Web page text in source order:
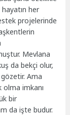
her
projelerinde
Mevlana
da bekçi olur,
gözetir. Ama
olma imkanı
bir
da işte budur.